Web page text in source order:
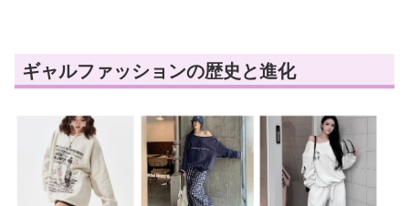
ギャルファッションの歴史と進化